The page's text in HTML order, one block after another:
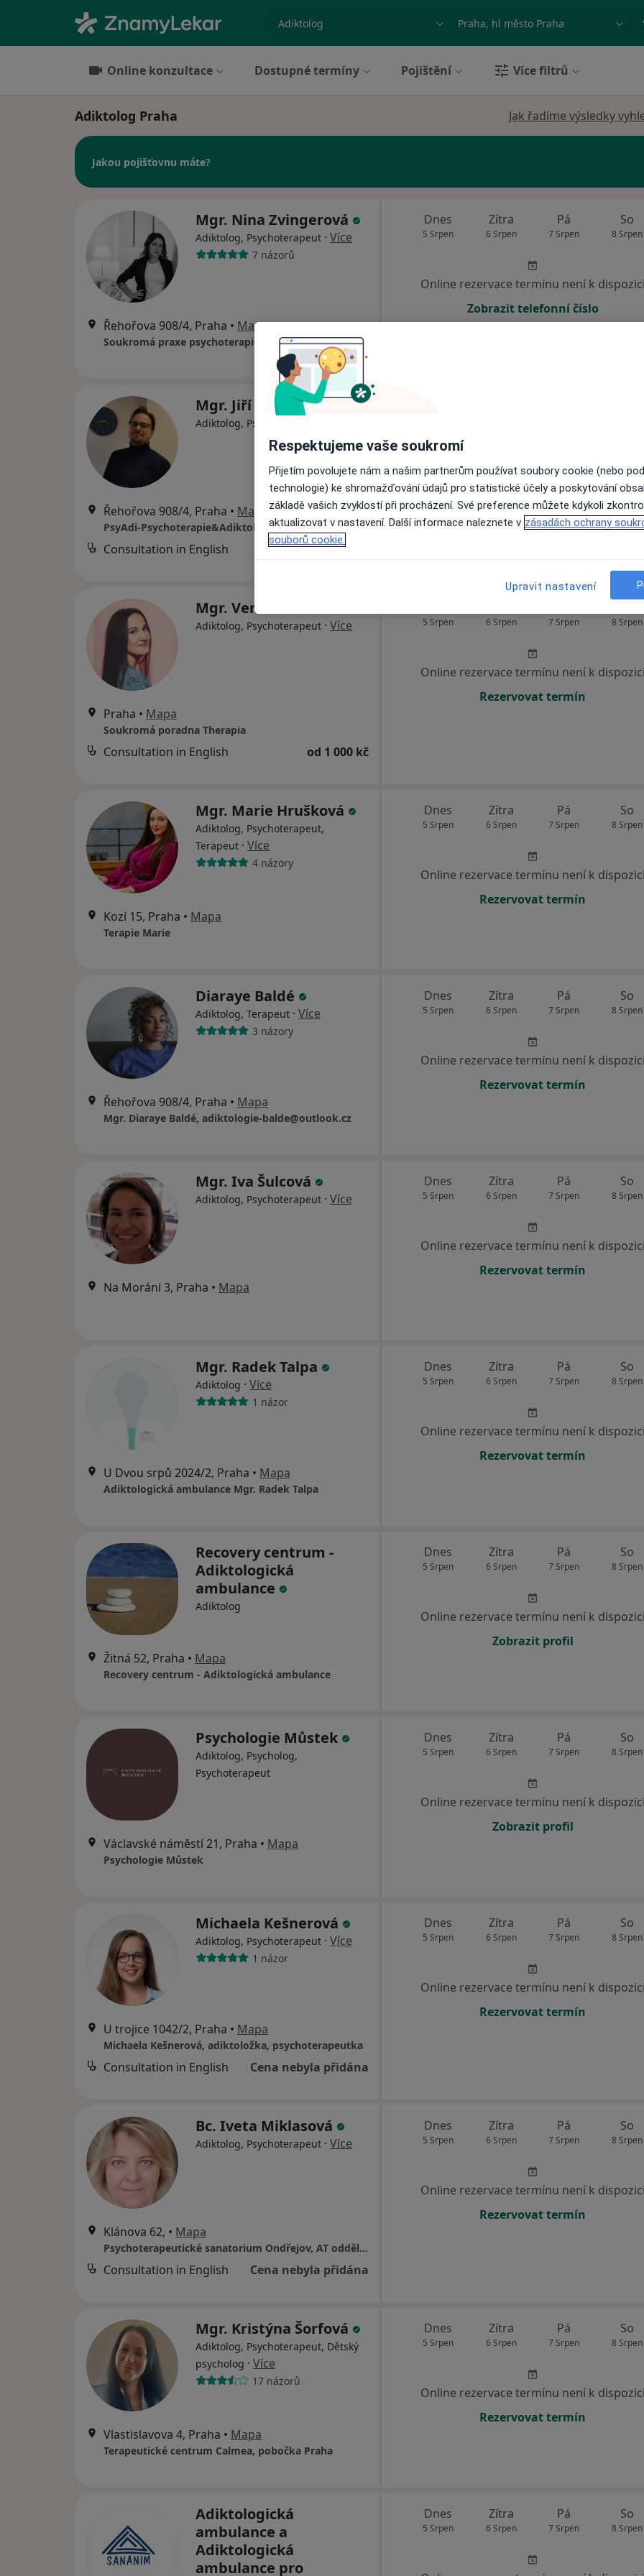
Město nebo region
Online konzultace Dostupné termíny Pojištění Více filtrů
Adiktolog Praha Jak řadíme výsledky
Jakou pojišťovnu máte?
Mgr. Nina Zvingerová
Adiktolog, Psychoterapeut · Více
7 názorů
Řehořova 908/4, Praha • Mapa
Soukromá praxe psychoterapie-adiktologie
Dnes
5 Srpen
Zítra
6 Srpen
Pá
7 Srpen
So
8 Srpen
Online rezervace termínu není k dispozici
Zobrazit telefonní číslo
Mgr. Jiří Zemina
Adiktolog, Psychoterapeut
Řehořova 908/4, Praha • Mapa
PsyAdi-Psychoterapie&Adiktologie Praha 3
Consultation in English 2 000 Kč
Online rezervace termínu není k
Rezervovat termín
Mgr. Vendula Loo
Adiktolog, Psychoterapeut · Více
Praha • Mapa
Soukromá poradna Therapia
Consultation in English od 1 000 kč
5 Srpen 6 Srpen 7 Srpen 8 Srpen
Online rezervace termínu není k dispozici
Rezervovat termín
Mgr. Marie Hrušková
Adiktolog, Psychoterapeut,
Terapeut · Více
4 názory
Kozí 15, Praha • Mapa
Terapie Marie
Dnes
5 Srpen
Zítra
6 Srpen
Pá
7 Srpen
So
8 Srpen
Online rezervace termínu není k dispozici
Rezervovat termín
Diaraye Baldé
Adiktolog, Terapeut · Více
3 názory
Řehořova 908/4, Praha • Mapa
Mgr. Diaraye Baldé, adiktologie-balde@outlook.cz
Dnes
5 Srpen
Zítra
6 Srpen
Pá
7 Srpen
So
8 Srpen
Online rezervace termínu není k dispozici
Rezervovat termín
Mgr. Iva Šulcová
Adiktolog, Psychoterapeut · Více
Na Moráni 3, Praha • Mapa
Dnes
5 Srpen
Zítra
6 Srpen
Pá
7 Srpen
So
8 Srpen
Online rezervace termínu není k dispozici
Rezervovat termín
Mgr. Radek Talpa
Adiktolog · Více
1 názor
U Dvou srpů 2024/2, Praha • Mapa
Adiktologická ambulance Mgr. Radek Talpa
Dnes
5 Srpen
Zítra
6 Srpen
Pá
7 Srpen
So
8 Srpen
Online rezervace termínu není k dispozici
Rezervovat termín
Recovery centrum -
Adiktologická
ambulance
Adiktolog
Žitná 52, Praha • Mapa
Recovery centrum - Adiktologická ambulance
Dnes
5 Srpen
Zítra
6 Srpen
Pá
7 Srpen
So
8 Srpen
Online rezervace termínu není k dispozici
Zobrazit profil
Psychologie Můstek
Adiktolog, Psycholog,
Psychoterapeut
Václavské náměstí 21, Praha • Mapa
Psychologie Můstek
Dnes
5 Srpen
Zítra
6 Srpen
Pá
7 Srpen
So
8 Srpen
Online rezervace termínu není k dispozici
Zobrazit profil
Michaela Kešnerová
Adiktolog, Psychoterapeut · Více
1 názor
U trojice 1042/2, Praha • Mapa
Michaela Kešnerová, adiktoložka, psychoterapeutka
Consultation in English Cena nebyla přidána
Dnes
5 Srpen
Zítra
6 Srpen
Pá
7 Srpen
So
8 Srpen
Online rezervace termínu není k dispozici
Rezervovat termín
Bc. Iveta Miklasová
Adiktolog, Psychoterapeut · Více
Klánova 62, • Mapa
Psychoterapeutické sanatorium Ondřejov, AT oddělení
Consultation in English Cena nebyla přidána
Dnes
5 Srpen
Zítra
6 Srpen
Pá
7 Srpen
So
8 Srpen
Online rezervace termínu není k dispozici
Rezervovat termín
Mgr. Kristýna Šorfová
Adiktolog, Psychoterapeut, Dětský
psycholog · Více
17 názorů
Vlastislavova 4, Praha • Mapa
Terapeutické centrum Calmea, pobočka Praha
Dnes
5 Srpen
Zítra
6 Srpen
Pá
7 Srpen
So
8 Srpen
Online rezervace termínu není k dispozici
Rezervovat termín
Adiktologická
ambulance a
Adiktologická
ambulance pro
Dnes
5 Srpen
Zítra
6 Srpen
Pá
7 Srpen
So
8 Srpen
Respektujeme vaše soukromí
Přijetím povolujete nám a našim partnerům používat soubory cookie (nebo
technologie) ke shromažďování údajů pro statistické účely a poskytování
základě vašich zvyklostí při procházení. Své preference můžete kdykoli
aktualizovat v nastavení. Další informace naleznete v zásadách ochrany
souborů cookie.
Upravit nastavení